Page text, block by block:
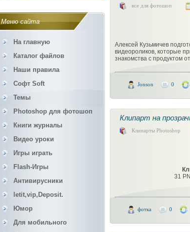
Меню сайта
На главную
Каталог файлов
Наши правила
Софт Soft
Темы
Photoshop для фотошоп
Книги журналы
Видео уроки
Игры играть
Flash-Игры
Антивирусники
letit,vip,Deposit.
Юмор
Для мобильного
все для фотошоп
Алексей Кузьмичев
видеороликов, которые
знакомства с продуктом
Jonson 0
Клипарт на
Клипарты Photoshop
31
фотка 0